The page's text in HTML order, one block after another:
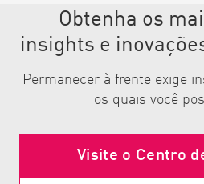
Obtenha os
insights e
Permanecer à frente exige
os quais você
Visite o Centro